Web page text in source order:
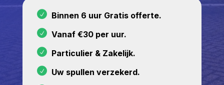
Binnen 6 uur Gratis offerte.
Vanaf €30 per uur.
Particulier & Zakelijk.
Uw spullen verzekerd.